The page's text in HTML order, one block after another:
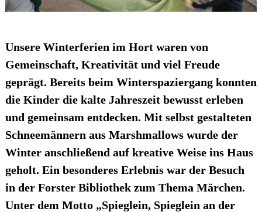
Unsere Winterferien im Hort waren von
Gemeinschaft, Kreativität und viel Freude
geprägt. Bereits beim Winterspaziergang konnten
die Kinder die kalte Jahreszeit bewusst erleben
und gemeinsam entdecken. Mit selbst gestalteten
Schneemännern aus Marshmallows wurde der
Winter anschließend auf kreative Weise ins Haus
geholt. Ein besonderes Erlebnis war der Besuch
in der Forster Bibliothek zum Thema Märchen.
Unter dem Motto „Spieglein, Spieglein an der